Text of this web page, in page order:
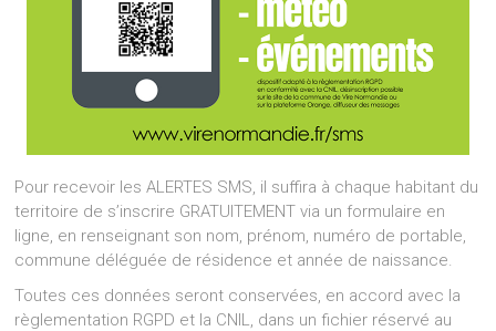
Pour recevoir les ALERTES SMS, il suffira à chaque habitant du
territoire de s’inscrire GRATUITEMENT via un formulaire en
ligne, en renseignant son nom, prénom, numéro de portable,
commune déléguée de résidence et année de naissance.
Toutes ces données seront conservées, en accord avec la
règlementation RGPD et la CNIL, dans un fichier réservé au